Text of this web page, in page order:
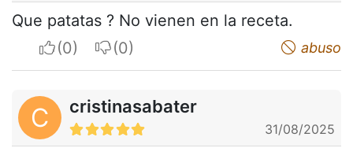
Que patatas ? No vienen en la receta.
I apreciateI do not appreciate abuso
C cristinasabater
31/08/2025